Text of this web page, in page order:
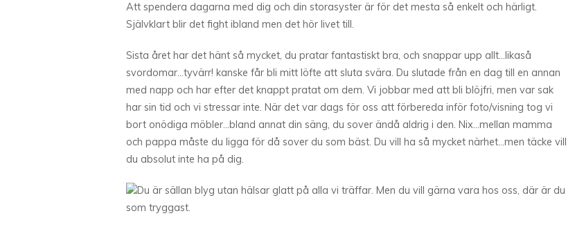
Att spendera dagarna med dig och din storasyster är för det mesta så enkelt och härligt.
Självklart blir det fight ibland men det hör livet till.
Sista året har det hänt så mycket, du pratar fantastiskt bra, och snappar upp allt…likaså
svordomar…tyvärr! kanske får bli mitt löfte att sluta svära. Du slutade från en dag till en annan
med napp och har efter det knappt pratat om dem. Vi jobbar med att bli blöjfri, men var sak
har sin tid och vi stressar inte. När det var dags för oss att förbereda inför foto/visning tog vi
bort onödiga möbler…bland annat din säng, du sover ändå aldrig i den. Nix…mellan mamma
och pappa måste du ligga för då sover du som bäst. Du vill ha så mycket närhet…men täcke vill
du absolut inte ha på dig.
Du är sällan blyg utan hälsar glatt på alla vi träffar. Men du vill gärna vara hos oss, där är du
som tryggast.